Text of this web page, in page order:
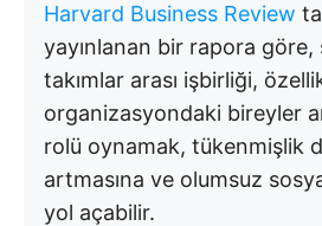
Harvard Business Review
yayınlanan bir rapora göre,
takımlar arası işbirliği,
organizasyondaki bireyler
rolü oynamak, tükenmişlik
artmasına ve olumsuz
yol açabilir.